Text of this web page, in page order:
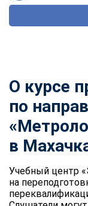
О курсе
по
в
Учебный центр
на